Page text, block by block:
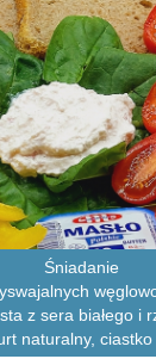
Śniadanie
z sera białego i
naturalny,